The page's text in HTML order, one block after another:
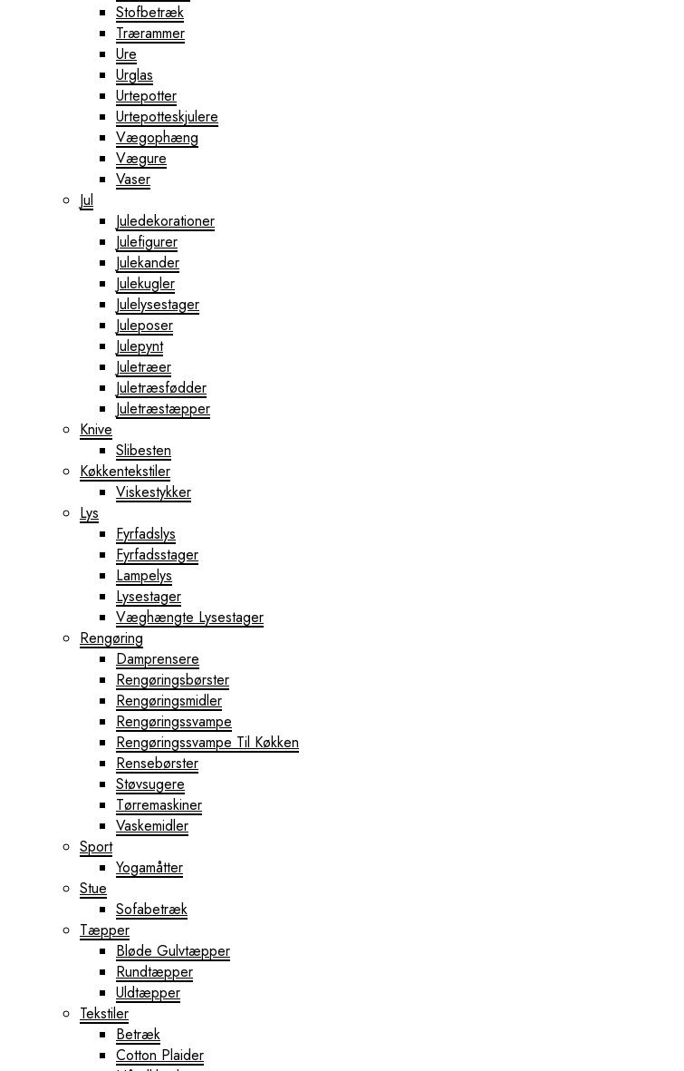
Stofbetræk
Trærammer
Ure
Urglas
Urtepotter
Urtepotteskjulere
Vægophæng
Vægure
Vaser
Jul
Juledekorationer
Julefigurer
Julekander
Julekugler
Julelysestager
Juleposer
Julepynt
Juletræer
Juletræsfødder
Juletræstæpper
Knive
Slibesten
Køkkentekstiler
Viskestykker
Lys
Fyrfadslys
Fyrfadsstager
Lampelys
Lysestager
Væghængte Lysestager
Rengøring
Damprensere
Rengøringsbørster
Rengøringsmidler
Rengøringssvampe
Rengøringssvampe Til Køkken
Rensebørster
Støvsugere
Tørremaskiner
Vaskemidler
Sport
Yogamåtter
Stue
Sofabetræk
Tæpper
Bløde Gulvtæpper
Rundtæpper
Uldtæpper
Tekstiler
Betræk
Cotton Plaider